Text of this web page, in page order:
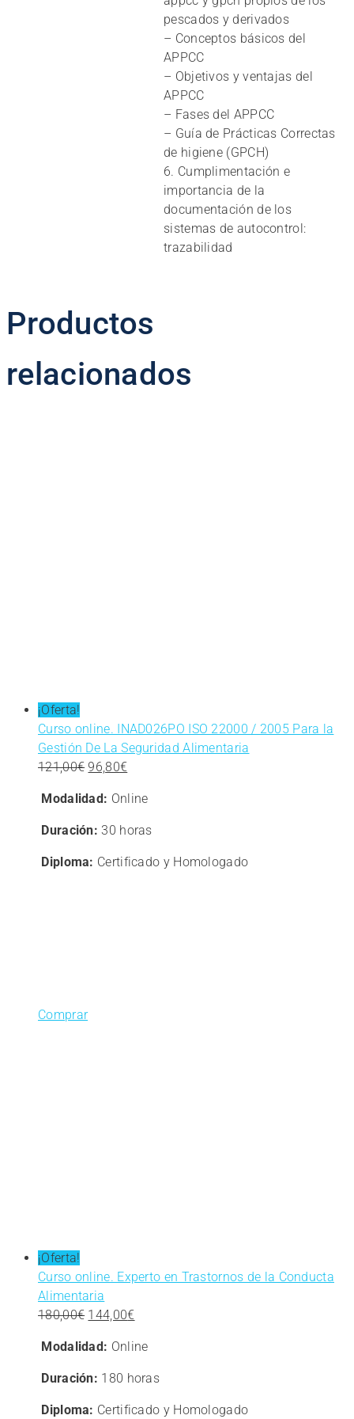
pescados y derivados
– Conceptos básicos del
APPCC
– Objetivos y ventajas del
APPCC
– Fases del APPCC
– Guía de Prácticas Correctas
de higiene (GPCH)
6. Cumplimentación e
importancia de la
documentación de los
sistemas de autocontrol:
trazabilidad
Productos
relacionados
¡Oferta!
Curso online. INAD026PO ISO 22000 / 2005 Para la
Gestión De La Seguridad Alimentaria
121,00€ El
original
era:
96,80€
actual
Modalidad: Online
Duración: 30 horas
Diploma: Certificado y Homologado
Comprar
¡Oferta!
Curso online. Experto en Trastornos de la Conducta
Alimentaria
180,00€ El
original
era:
144,00€
actual
Modalidad: Online
Duración: 180 horas
Diploma: Certificado y Homologado